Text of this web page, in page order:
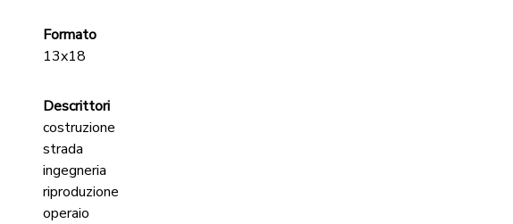
Formato
13x18
Descrittori
costruzione
strada
ingegneria
riproduzione
operaio